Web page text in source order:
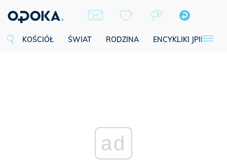
KOŚCIÓŁ ŚWIAT RODZINA ENCYKLIKI JPII
ad